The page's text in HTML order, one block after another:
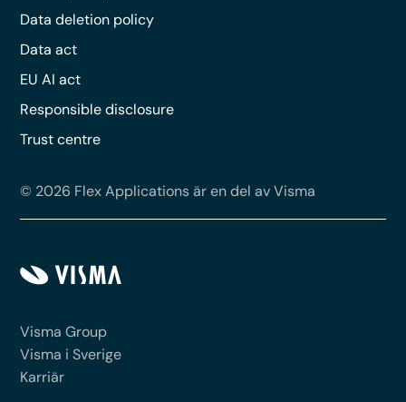
Data deletion policy
Data act
EU AI act
Responsible disclosure
Trust centre
© 2026 Flex Applications är en del av Visma
Visma Group
Visma i Sverige
Karriär